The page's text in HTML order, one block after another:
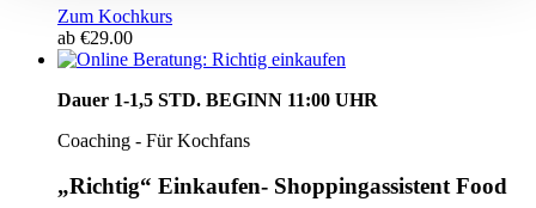
Zum Kochkurs
ab €29.00
Dauer 1-1,5 STD. BEGINN 11:00 UHR
Coaching - Für Kochfans
„Richtig“ Einkaufen- Shoppingassistent Food